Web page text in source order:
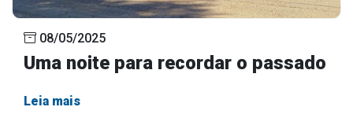
08/05/2025
Uma noite para recordar o passado
Leia mais